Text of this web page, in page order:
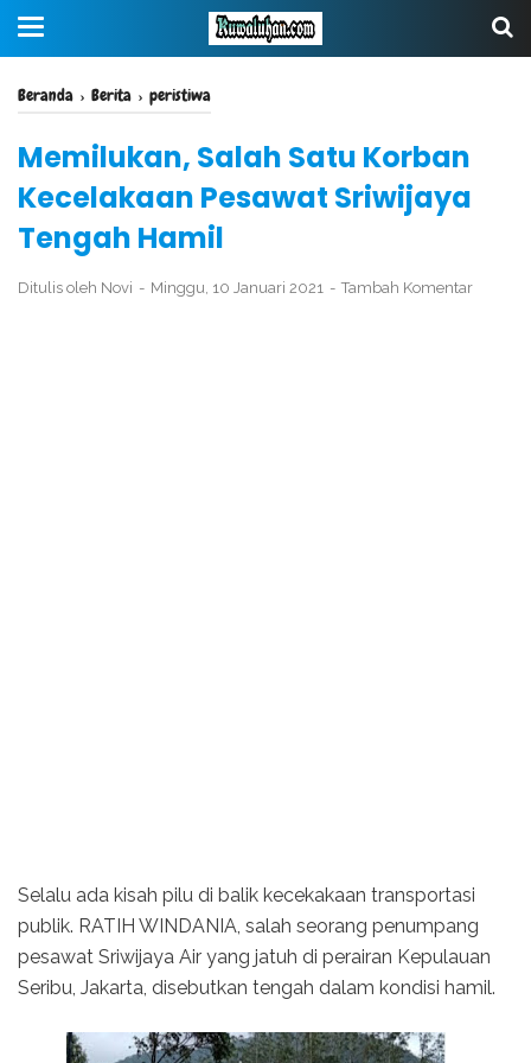
Beranda › Berita › peristiwa
Memilukan, Salah Satu Korban
Kecelakaan Pesawat Sriwijaya
Tengah Hamil
Ditulis oleh Novi Minggu, 10 Januari 2021 Tambah Komentar
Selalu ada kisah pilu di balik kecekakaan transportasi
publik. RATIH WINDANIA, salah seorang penumpang
pesawat Sriwijaya Air yang jatuh di perairan Kepulauan
Seribu, Jakarta, disebutkan tengah dalam kondisi hamil.